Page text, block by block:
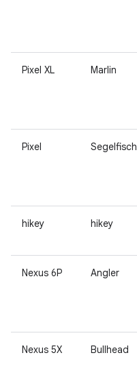
Pixel XL Marlin
Pixel Segelfisch
hikey hikey
Nexus 6P Angler
Nexus 5X Bullhead